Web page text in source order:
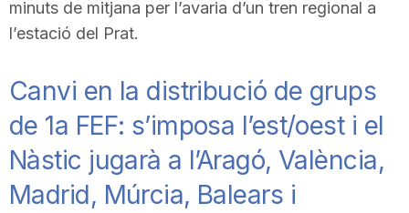
minuts de mitjana per l’avaria d’un tren regional a
l’estació del Prat.
Canvi en la distribució de grups
de 1a FEF: s’imposa l’est/oest i el
Nàstic jugarà a l’Aragó, València,
Madrid, Múrcia, Balears i